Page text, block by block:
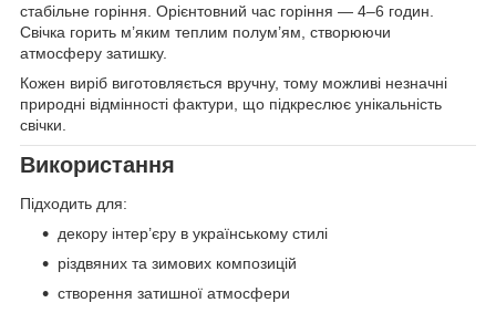
стабільне горіння. Орієнтовний час горіння — 4–6 годин.
Свічка горить м’яким теплим полум’ям, створюючи
атмосферу затишку.
Кожен виріб виготовляється вручну, тому можливі незначні
природні відмінності фактури, що підкреслює унікальність
свічки.
Використання
Підходить для:
декору інтер’єру в українському стилі
різдвяних та зимових композицій
створення затишної атмосфери